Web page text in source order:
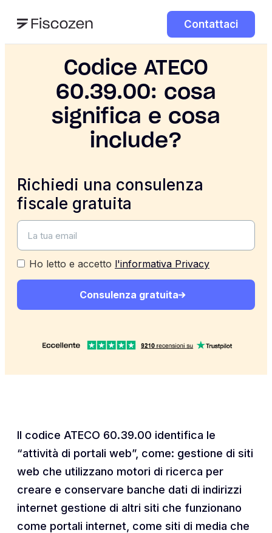
Contattaci
Codice ATECO
60.39.00: cosa
significa e cosa
include?
Richiedi una consulenza
fiscale gratuita
Ho letto e accetto l'informativa Privacy
Consulenza gratuita
Il codice ATECO 60.39.00 identifica le
“attività di portali web”, come: gestione di siti
web che utilizzano motori di ricerca per
creare e conservare banche dati di indirizzi
internet gestione di altri siti che funzionano
come portali internet, come siti di media che